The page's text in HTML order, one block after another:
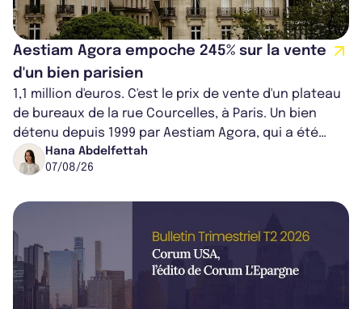
Aestiam Agora empoche 245% sur la vente
d'un bien parisien
1,1 million d'euros. C'est le prix de vente d'un plateau
de bureaux de la rue Courcelles, à Paris. Un bien
détenu depuis 1999 par Aestiam Agora, qui a été
cédé avec une plus-value...
Hana Abdelfettah
07/08/26